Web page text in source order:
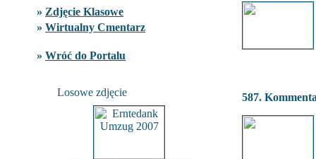
» Zdjęcie Klasowe
» Wirtualny Cmentarz
» Wróć do Portalu
Losowe zdjęcie 587.